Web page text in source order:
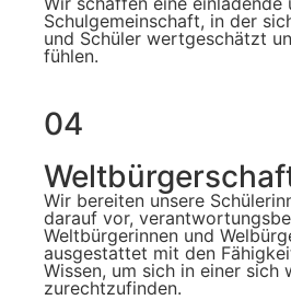
Schulgemeinschaft, in der
und Schüler wertgeschätzt
fühlen.
04
Wir bereiten unsere
darauf vor,
Weltbürgerinnen und
ausgestattet mit den
Wissen, um sich in einer sich
zurechtzufinden.